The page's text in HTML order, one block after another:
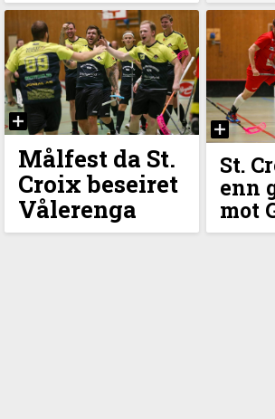
Målfest da St.
Croix beseiret
Vålerenga
St.
enn
mot